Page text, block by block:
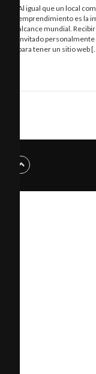
Al igual que un local
emprendimiento es la
alcance mundial.
invitado
para tener un sitio web